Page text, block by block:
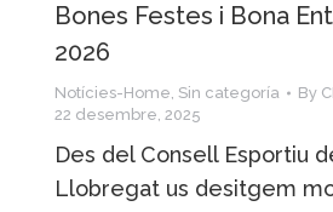
Bones Festes i Bona
2026
Notícies-Home, Sin categoría By
22 desembre, 2025
Des del Consell Esportiu
Llobregat us desitgem